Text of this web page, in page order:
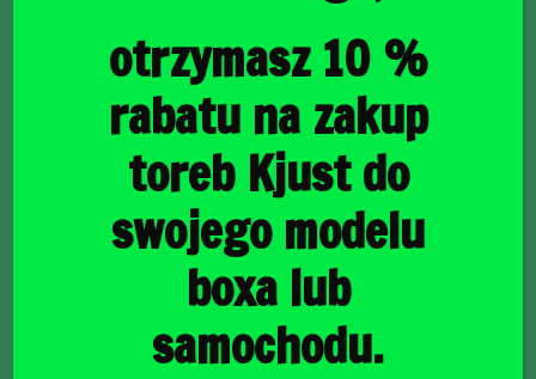
VW T-CROSS 2018+
TORBY DO BAGAŻNIKA
3 SZT
780,00zł
otrzymasz 10 %
rabatu na zakup
toreb Kjust do
swojego modelu
boxa lub
samochodu.